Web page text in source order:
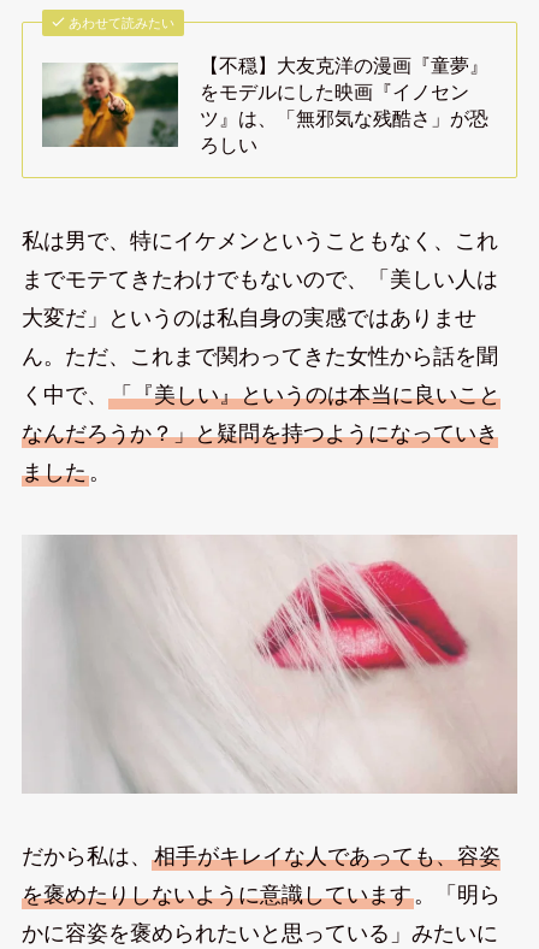
あわせて読みたい
【不穏】大友克洋の漫画『童夢』
をモデルにした映画『イノセン
ツ』は、「無邪気な残酷さ」が恐
ろしい
私は男で、特にイケメンということもなく、これ
までモテてきたわけでもないので、「美しい人は
大変だ」というのは私自身の実感ではありませ
ん。ただ、これまで関わってきた女性から話を聞
く中で、 「『美しい』というのは本当に良いこと
なんだろうか？」と疑問を持つようになっていき
ました。
だから私は、 相手がキレイな人であっても、容姿
を褒めたりしないように意識しています。「明ら
かに容姿を褒められたいと思っている」みたいに